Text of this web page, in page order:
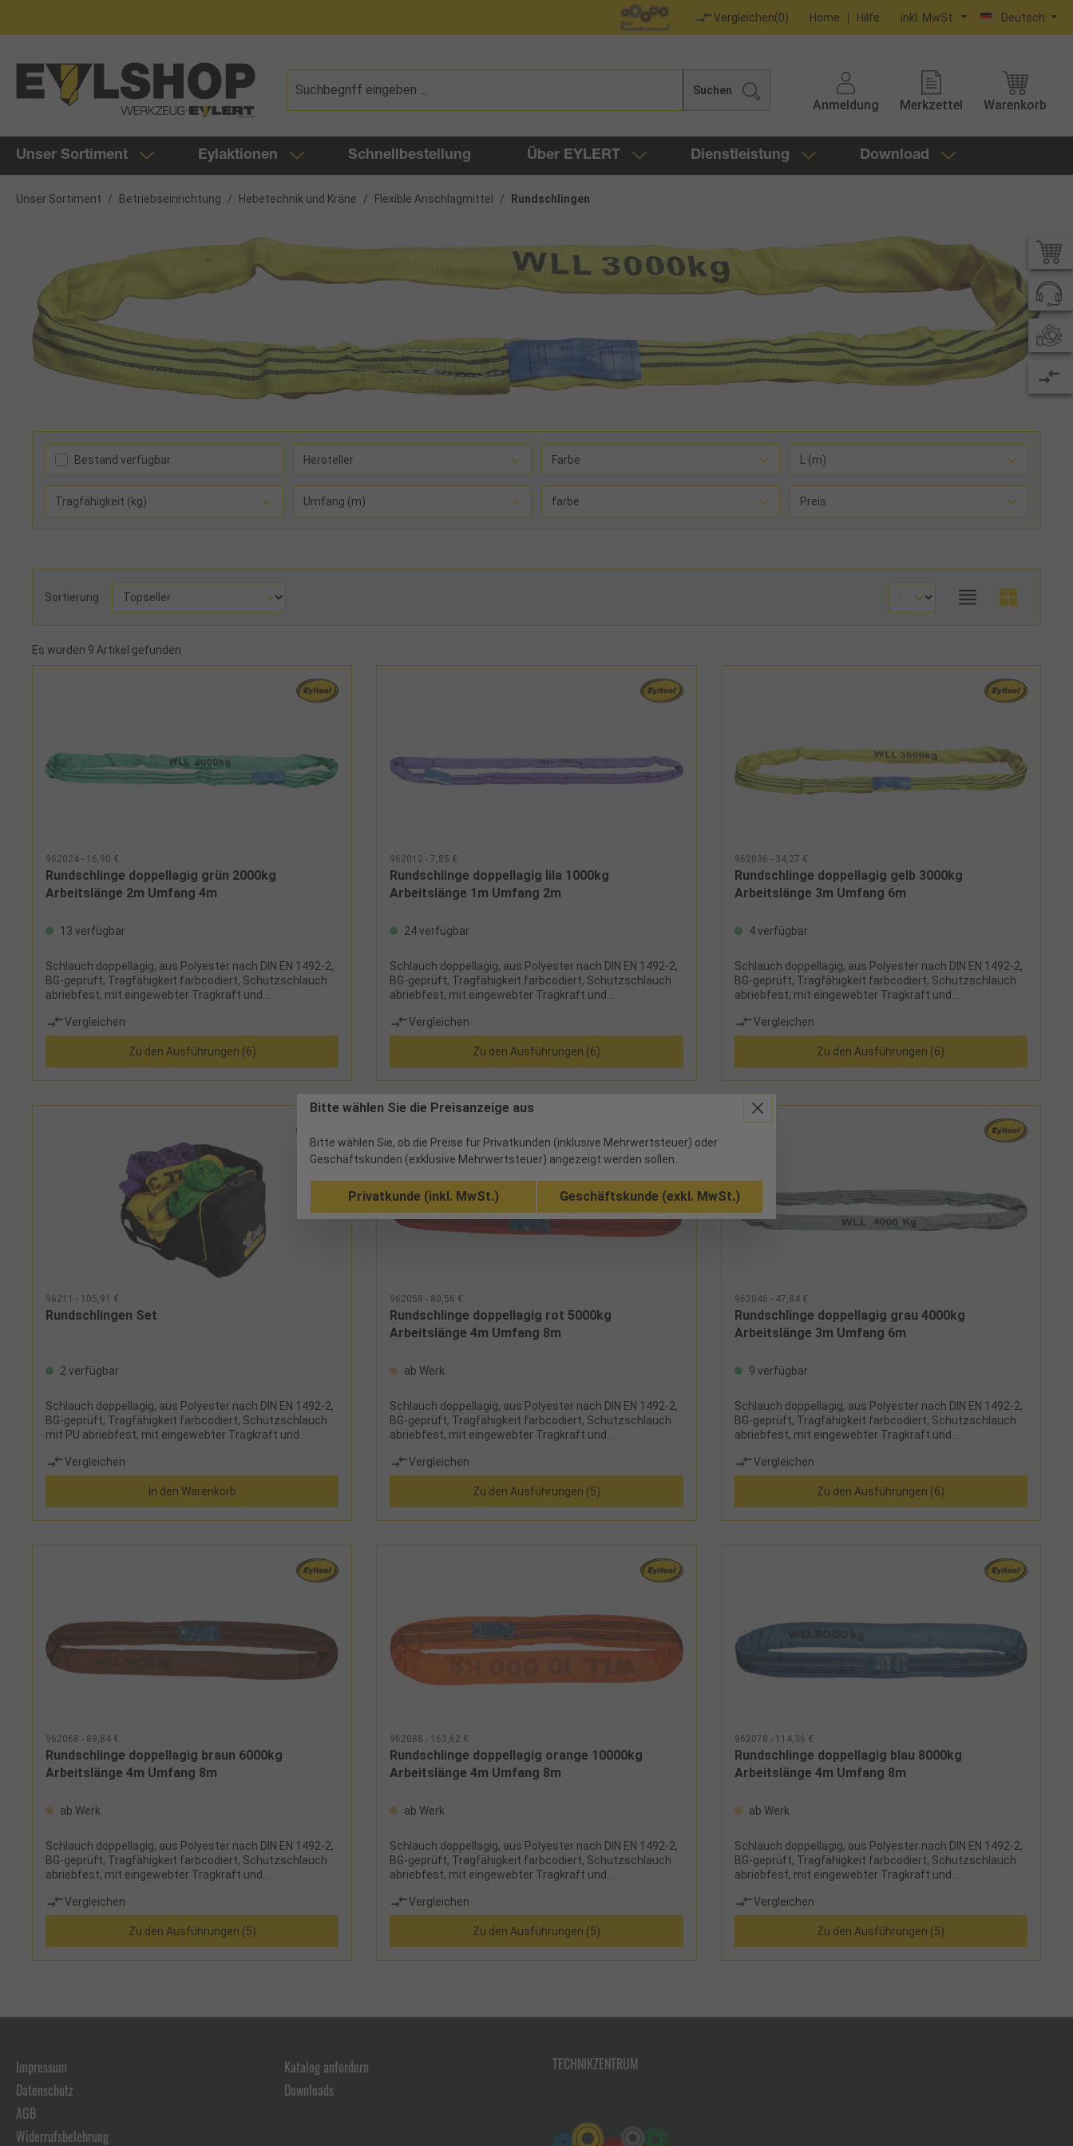
Vergleichen(0) Home Hilfe inkl. MwSt. Deutsch
Suchen
Anmeldung Merkzettel Warenkorb
Unser Sortiment Eylaktionen Schnellbestellung Über EYLERT Dienstleistung Download
Unser Sortiment / Betriebseinrichtung / Hebetechnik und Kräne / Flexible Anschlagmittel / Rundschlingen
Bestand verfügbar Hersteller Farbe L (m)
Tragfähigkeit (kg) Umfang (m) farbe Preis
Sortierung
Es wurden 9 Artikel gefunden
962024 - 16,90 €
Rundschlinge doppellagig grün 2000kg
Arbeitslänge 2m Umfang 4m
13 verfügbar
Schlauch doppellagig, aus Polyester nach DIN EN 1492-2,
BG-geprüft, Tragfähigkeit farbcodiert, Schutzschlauch
abriebfest, mit eingewebter Tragkraft und
Sicherheitsetikett mit Benutzerhinweisen
Vergleichen
Zu den Ausführungen (6)
962012 - 7,85 €
Rundschlinge doppellagig lila 1000kg
Arbeitslänge 1m Umfang 2m
24 verfügbar
Schlauch doppellagig, aus Polyester nach DIN EN 1492-2,
BG-geprüft, Tragfähigkeit farbcodiert, Schutzschlauch
abriebfest, mit eingewebter Tragkraft und
Sicherheitsetikett mit Benutzerhinweisen
Vergleichen
Zu den Ausführungen (6)
962036 - 34,27 €
Rundschlinge doppellagig gelb 3000kg
Arbeitslänge 3m Umfang 6m
4 verfügbar
Schlauch doppellagig, aus Polyester nach DIN EN 1492-2,
BG-geprüft, Tragfähigkeit farbcodiert, Schutzschlauch
abriebfest, mit eingewebter Tragkraft und
Sicherheitsetikett mit Benutzerhinweisen
Vergleichen
Zu den Ausführungen (6)
96211 - 105,91 €
Rundschlingen Set
2 verfügbar
Schlauch doppellagig, aus Polyester nach DIN EN 1492-2,
BG-geprüft, Tragfähigkeit farbcodiert, Schutzschlauch
mit PU abriebfest, mit eingewebter Tragkraft und
mit BenutzerhinweisenLieferumfang: 2 Rundschlingen
Tragfähigkeit 1000 kg, Umfang 2 m (Art.-Nr. 962012) 2
Rundschlingen Tragfähigkeit 1000 kg, Umfang 4 m (Art.-
Nr. 962014) 2 Rundschlingen Tragfähigkeit 2000 kg,
Umfang 2 m (Art.-Nr. 962022) 2 Rundschlingen
Rundschlingen Tragfähigkeit 3000 kg, Umfang 6 m (Art.-
Vergleichen
In den Warenkorb
962058 - 80,56 €
Rundschlinge doppellagig rot 5000kg
Arbeitslänge 4m Umfang 8m
ab Werk
Schlauch doppellagig, aus Polyester nach DIN EN 1492-2,
BG-geprüft, Tragfähigkeit farbcodiert, Schutzschlauch
abriebfest, mit eingewebter Tragkraft und
Sicherheitsetikett mit Benutzerhinweisen
Vergleichen
Zu den Ausführungen (5)
962046 - 47,84 €
Rundschlinge doppellagig grau 4000kg
Arbeitslänge 3m Umfang 6m
9 verfügbar
Schlauch doppellagig, aus Polyester nach DIN EN 1492-2,
BG-geprüft, Tragfähigkeit farbcodiert, Schutzschlauch
abriebfest, mit eingewebter Tragkraft und
Sicherheitsetikett mit Benutzerhinweisen
Vergleichen
Zu den Ausführungen (6)
962068 - 89,84 €
Rundschlinge doppellagig braun 6000kg
Arbeitslänge 4m Umfang 8m
ab Werk
Schlauch doppellagig, aus Polyester nach DIN EN 1492-2,
BG-geprüft, Tragfähigkeit farbcodiert, Schutzschlauch
abriebfest, mit eingewebter Tragkraft und
Sicherheitsetikett mit Benutzerhinweisen
Vergleichen
Zu den Ausführungen (5)
962088 - 163,62 €
Rundschlinge doppellagig orange 10000kg
Arbeitslänge 4m Umfang 8m
ab Werk
Schlauch doppellagig, aus Polyester nach DIN EN 1492-2,
BG-geprüft, Tragfähigkeit farbcodiert, Schutzschlauch
abriebfest, mit eingewebter Tragkraft und
Sicherheitsetikett mit Benutzerhinweisen
Vergleichen
Zu den Ausführungen (5)
962078 - 114,36 €
Rundschlinge doppellagig blau 8000kg
Arbeitslänge 4m Umfang 8m
ab Werk
Schlauch doppellagig, aus Polyester nach DIN EN 1492-2,
BG-geprüft, Tragfähigkeit farbcodiert, Schutzschlauch
abriebfest, mit eingewebter Tragkraft und
Sicherheitsetikett mit Benutzerhinweisen
Vergleichen
Zu den Ausführungen (5)
Impressum
Datenschutz
AGB
Widerrufsbelehrung
Katalog anfordern
Downloads
TECHNIKZENTRUM
Bitte wählen Sie die Preisanzeige aus
Bitte wählen Sie, ob die Preise für Privatkunden (inklusive Mehrwertsteuer) oder
Geschäftskunden (exklusive Mehrwertsteuer) angezeigt werden sollen.
Privatkunde (inkl. MwSt.) Geschäftskunde (exkl. MwSt.)